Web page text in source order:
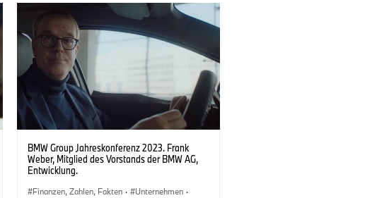
BMW Group Jahreskonferenz 2023. Frank
Weber, Mitglied des Vorstands der BMW AG,
Entwicklung.
Finanzen, Zahlen, Fakten · Unternehmen ·